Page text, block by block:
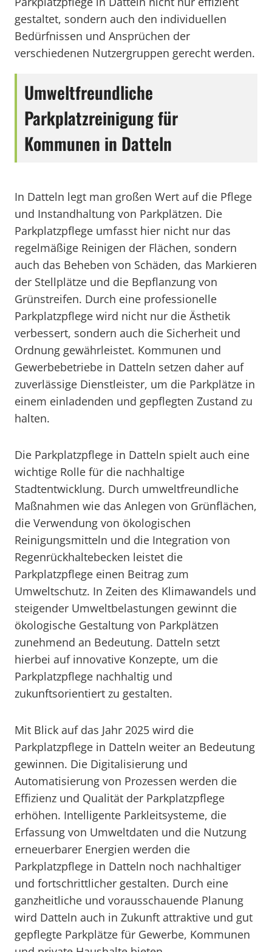
gestaltet, sondern auch den individuellen
Bedürfnissen und Ansprüchen der
verschiedenen Nutzergruppen gerecht werden.
Umweltfreundliche
Parkplatzreinigung für
Kommunen in Datteln
In Datteln legt man großen Wert auf die Pflege
und Instandhaltung von Parkplätzen. Die
Parkplatzpflege umfasst hier nicht nur das
regelmäßige Reinigen der Flächen, sondern
auch das Beheben von Schäden, das Markieren
der Stellplätze und die Bepflanzung von
Grünstreifen. Durch eine professionelle
Parkplatzpflege wird nicht nur die Ästhetik
verbessert, sondern auch die Sicherheit und
Ordnung gewährleistet. Kommunen und
Gewerbebetriebe in Datteln setzen daher auf
zuverlässige Dienstleister, um die Parkplätze in
einem einladenden und gepflegten Zustand zu
halten.
Die Parkplatzpflege in Datteln spielt auch eine
wichtige Rolle für die nachhaltige
Stadtentwicklung. Durch umweltfreundliche
Maßnahmen wie das Anlegen von Grünflächen,
die Verwendung von ökologischen
Reinigungsmitteln und die Integration von
Regenrückhaltebecken leistet die
Parkplatzpflege einen Beitrag zum
Umweltschutz. In Zeiten des Klimawandels und
steigender Umweltbelastungen gewinnt die
ökologische Gestaltung von Parkplätzen
zunehmend an Bedeutung. Datteln setzt
hierbei auf innovative Konzepte, um die
Parkplatzpflege nachhaltig und
zukunftsorientiert zu gestalten.
Mit Blick auf das Jahr 2025 wird die
Parkplatzpflege in Datteln weiter an Bedeutung
gewinnen. Die Digitalisierung und
Automatisierung von Prozessen werden die
Effizienz und Qualität der Parkplatzpflege
erhöhen. Intelligente Parkleitsysteme, die
Erfassung von Umweltdaten und die Nutzung
erneuerbarer Energien werden die
Parkplatzpflege in Datteln noch nachhaltiger
und fortschrittlicher gestalten. Durch eine
ganzheitliche und vorausschauende Planung
wird Datteln auch in Zukunft attraktive und gut
gepflegte Parkplätze für Gewerbe, Kommunen